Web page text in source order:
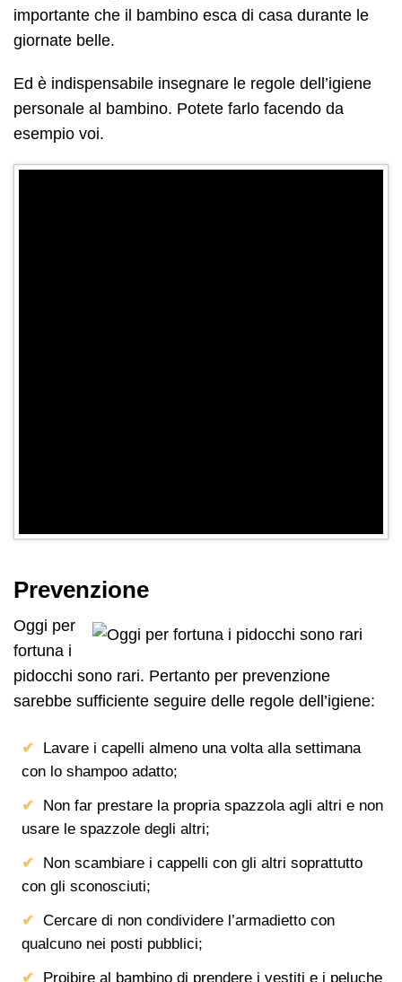
importante che il bambino esca di casa durante le
giornate belle.
Ed è indispensabile insegnare le regole dell’igiene
personale al bambino. Potete farlo facendo da
esempio voi.
Prevenzione
Oggi per
fortuna i
pidocchi sono rari. Pertanto per prevenzione
sarebbe sufficiente seguire delle regole dell’igiene:
Lavare i capelli almeno una volta alla settimana
con lo shampoo adatto;
Non far prestare la propria spazzola agli altri e non
usare le spazzole degli altri;
Non scambiare i cappelli con gli altri soprattutto
con gli sconosciuti;
Cercare di non condividere l’armadietto con
qualcuno nei posti pubblici;
Proibire al bambino di prendere i vestiti e i peluche